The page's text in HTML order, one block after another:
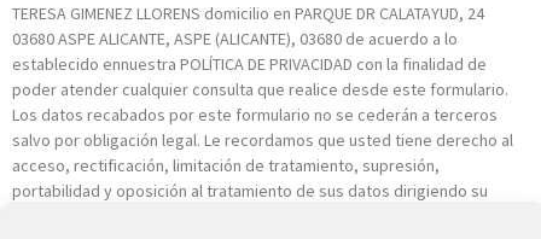
TERESA GIMENEZ LLORENS domicilio en PARQUE DR CALATAYUD, 24
03680 ASPE ALICANTE, ASPE (ALICANTE), 03680 de acuerdo a lo
establecido ennuestra POLÍTICA DE PRIVACIDAD con la finalidad de
poder atender cualquier consulta que realice desde este formulario.
Los datos recabados por este formulario no se cederán a terceros
salvo por obligación legal. Le recordamos que usted tiene derecho al
acceso, rectificación, limitación de tratamiento, supresión,
portabilidad y oposición al tratamiento de sus datos dirigiendo su